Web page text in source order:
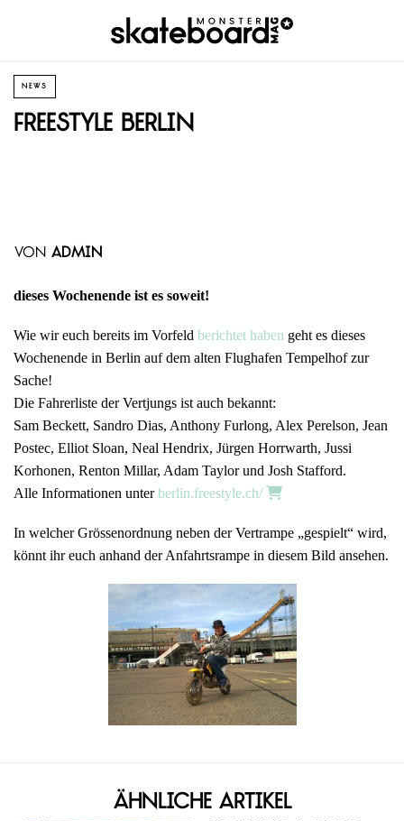
NEWS
Freestyle Berlin
von admin
dieses Wochenende ist es soweit!
Wie wir euch bereits im Vorfeld berichtet haben geht es dieses
Wochenende in Berlin auf dem alten Flughafen Tempelhof zur
Sache!
Die Fahrerliste der Vertjungs ist auch bekannt:
Sam Beckett, Sandro Dias, Anthony Furlong, Alex Perelson, Jean
Postec, Elliot Sloan, Neal Hendrix, Jürgen Horrwarth, Jussi
Korhonen, Renton Millar, Adam Taylor und Josh Stafford.
Alle Informationen unterberlin.freestyle.ch/
In welcher Grössenordnung neben der Vertrampe „gespielt“ wird,
könnt ihr euch anhand der Anfahrtsrampe in diesem Bild ansehen.
Ähnliche Artikel